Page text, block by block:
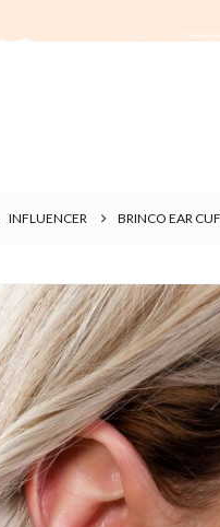
INFLUENCER BRINCO EAR